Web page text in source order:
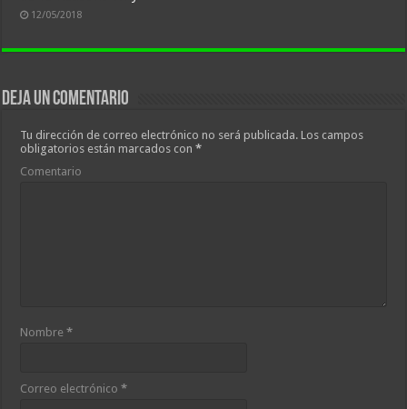
12/05/2018
Deja un comentario
Tu dirección de correo electrónico no será publicada. Los campos
obligatorios están marcados con*
Comentario
Nombre*
Correo electrónico*